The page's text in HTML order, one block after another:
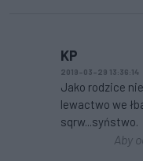
KP
2019-03-29 13:36:14
Jako rodzice
lewactwo we
sqrw...syństwo.
Aby